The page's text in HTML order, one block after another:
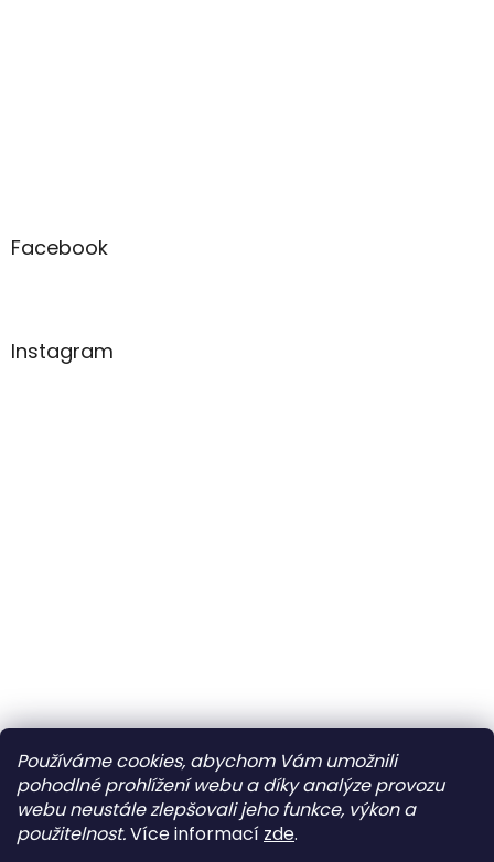
Používáme cookies, abychom Vám umožnili
pohodlné prohlížení webu a díky analýze provozu
webu neustále zlepšovali jeho funkce, výkon a
použitelnost.Více informací zde.
Facebook
Instagram
Vytvořil Shoptet
Po
Zavřeno
Út
10:00–12:00 • 14:00–18:00
St
10:00–12:00 • 14:00–18:00